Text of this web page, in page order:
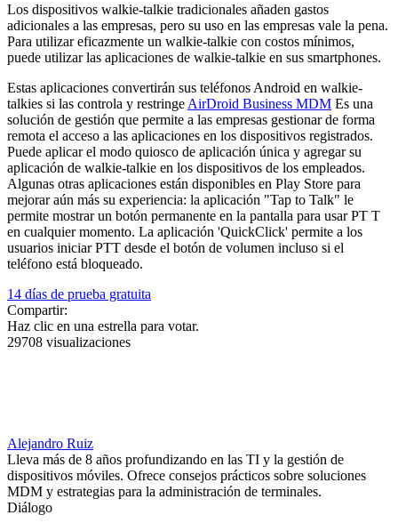
Los dispositivos walkie-talkie tradicionales añaden gastos
adicionales a las empresas, pero su uso en las empresas vale la pena.
Para utilizar eficazmente un walkie-talkie con costos mínimos,
puede utilizar las aplicaciones de walkie-talkie en sus smartphones.
Estas aplicaciones convertirán sus teléfonos Android en walkie-
talkies si las controla y restringe AirDroid Business MDM Es una
solución de gestión que permite a las empresas gestionar de forma
remota el acceso a las aplicaciones en los dispositivos registrados.
Puede aplicar el modo quiosco de aplicación única y agregar su
aplicación de walkie-talkie en los dispositivos de los empleados.
Algunas otras aplicaciones están disponibles en Play Store para
mejorar aún más su experiencia: la aplicación "Tap to Talk" le
permite mostrar un botón permanente en la pantalla para usar PT T
en cualquier momento. La aplicación 'QuickClick' permite a los
usuarios iniciar PTT desde el botón de volumen incluso si el
teléfono está bloqueado.
14 días de prueba gratuita
Compartir:
Haz clic en una estrella para votar.
29708 visualizaciones
Alejandro Ruiz
Lleva más de 8 años profundizando en las TI y la gestión de
dispositivos móviles. Ofrece consejos prácticos sobre soluciones
MDM y estrategias para la administración de terminales.
Diálogo